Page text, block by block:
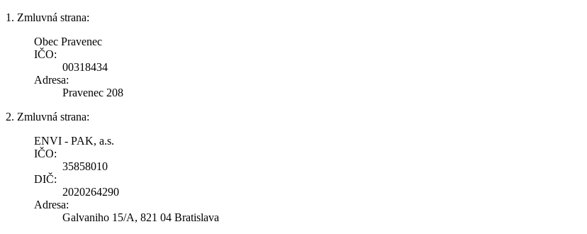
1. Zmluvná strana:
Obec Pravenec
IČO:
00318434
Adresa:
Pravenec 208
2. Zmluvná strana:
ENVI - PAK, a.s.
IČO:
35858010
DIČ:
2020264290
Adresa:
Galvaniho 15/A, 821 04 Bratislava